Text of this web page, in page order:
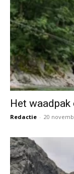
Het
Redactie - 20